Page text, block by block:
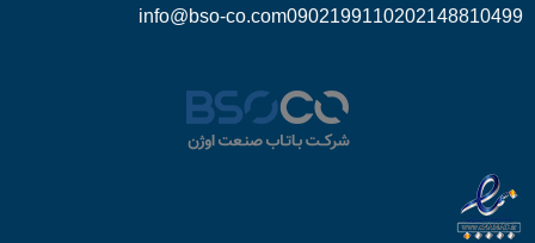
02148810499
09021991102
info@bso-co.com